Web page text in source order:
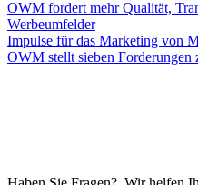
OWM fordert mehr Qualität,
Werbeumfelder
Impulse für das Marketing von
OWM stellt sieben Forderungen